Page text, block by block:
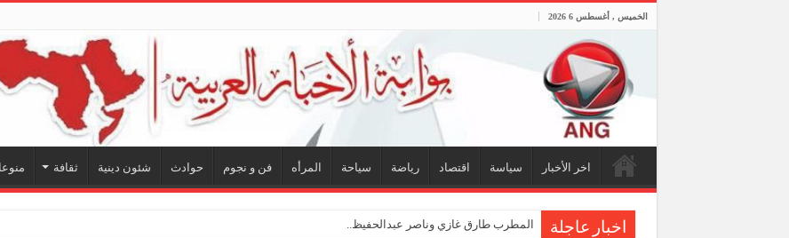
الخميس , أغسطس 6 2026
اخر الأخبار سياسة اقتصاد رياضة سياحة المرأه فن و نجوم حوادث شئون دينية ثقافة
اخبار عاجلة المطرب طارق غازي وناصر عبدالحفيظ.. شراكة فنية ترسم ملامح م